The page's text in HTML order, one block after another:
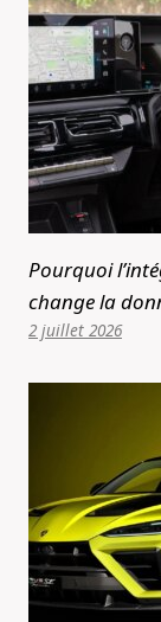
Pourquoi
change la
2 juillet 2026